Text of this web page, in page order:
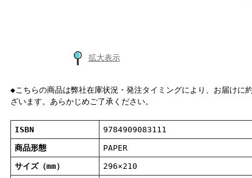
拡大表示
◆こちらの商品は弊社在庫状況・発注タイミングにより、お届けに
ざいます。あらかじめご了承ください。
ISBN
9784909083111
商品形態
PAPER
サイズ（mm）
296×210